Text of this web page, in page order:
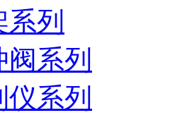
列
系列
系列